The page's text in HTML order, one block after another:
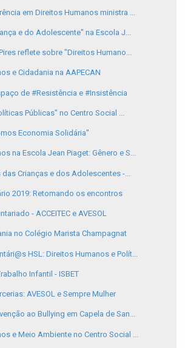
em Direitos Humanos ministra ...
e do Adolescente" na Escola J...
reflete sobre "Direitos Humano...
e Cidadania na AAPECAN
de #Resistência e #Insistência
Públicas" no Centro Social ...
Economia Solidária"
na Escola Jean Piaget: Gênero e S...
Crianças e dos Adolescentes -...
2019: Retomando os encontros
- ACCEITEC e AVESOL
no Colégio Marista Champagnat
HSL: Direitos Humanos e Polít...
Infantil - ISBET
AVESOL e Sempre Mulher
ao Bullying em Capela de San...
e Meio Ambiente no Centro Social ...